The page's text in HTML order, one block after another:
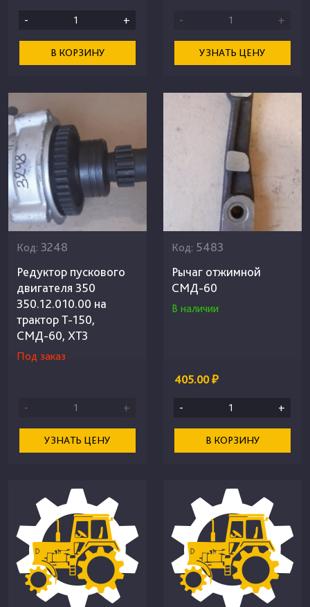
- +
В КОРЗИНУ
- +
УЗНАТЬ ЦЕНУ
Код: 3248
Редуктор пускового
двигателя 350
350.12.010.00 на
трактор Т-150,
СМД-60, ХТЗ
Под заказ
- +
УЗНАТЬ ЦЕНУ
Код: 5483
Рычаг отжимной
СМД-60
В наличии
405.00 ₽
- +
В КОРЗИНУ